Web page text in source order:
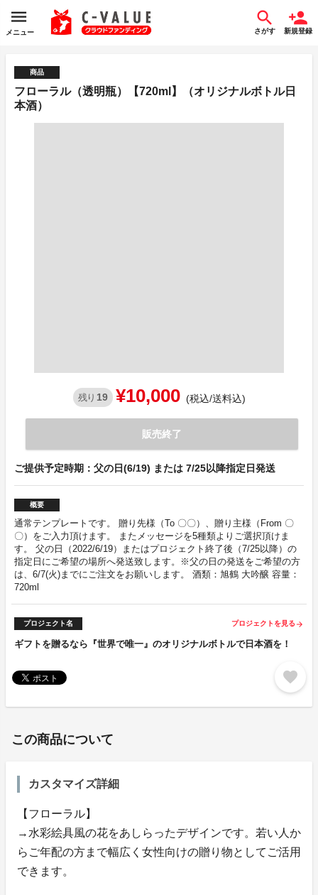
メニュー さがす 新規登録
商品
フローラル（透明瓶）【720ml】（オリジナルボトル日
本酒）
残り 19 ¥10,000 (税込/送料込)
販売終了
ご提供予定時期：父の日(6/19) または 7/25以降指定日発送
概要
通常テンプレートです。 贈り先様（To 〇〇）、贈り主様（From 〇
〇）をご入力頂けます。 またメッセージを5種類よりご選択頂けま
す。 父の日（2022/6/19）またはプロジェクト終了後（7/25以降）の
指定日にご希望の場所へ発送致します。※父の日の発送をご希望の方
は、6/7(火)までにご注文をお願いします。 酒類：旭鶴 大吟醸 容量：
720ml
プロジェクト名 プロジェクトを見る arrow_forward
ギフトを贈るなら『世界で唯一』のオリジナルボトルで日本酒を！
favorite
この商品について
カスタマイズ詳細
【フローラル】
→水彩絵具風の花をあしらったデザインです。若い人か
らご年配の方まで幅広く女性向けの贈り物としてご活用
できます。